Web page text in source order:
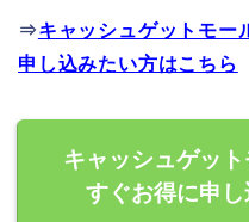
⇒キャッシュゲットモー
申し込みたい方はこちら
キャッシュゲッ
すぐお得に申